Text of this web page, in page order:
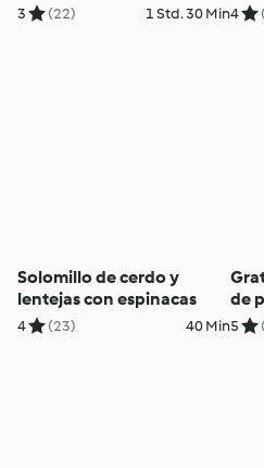
3 (22) 1 Std. 30 Min4
Solomillo de cerdo y
lentejas con espinacas
4 (23) 40 Min
de
5